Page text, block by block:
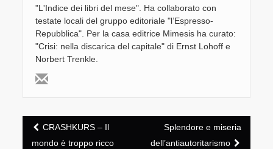
"L'Indice dei libri del mese". Ha collaborato con
testate locali del gruppo editoriale "l’Espresso-
Repubblica". Per la casa editrice Mimesis ha curato:
"Crisi: nella discarica del capitale" di Ernst Lohoff e
Norbert Trenkle.
Post
navigation
CRASHKURS – Il
mondo è troppo ricco
Splendore e miseria
dell’antiautoritarismo